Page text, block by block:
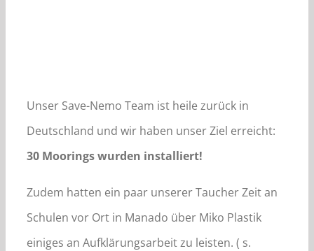
Unser Save-Nemo Team ist heile zurück in
Deutschland und wir haben unser Ziel erreicht:
30 Moorings wurden installiert!
Zudem hatten ein paar unserer Taucher Zeit an
Schulen vor Ort in Manado über Miko Plastik
einiges an Aufklärungsarbeit zu leisten. ( s.